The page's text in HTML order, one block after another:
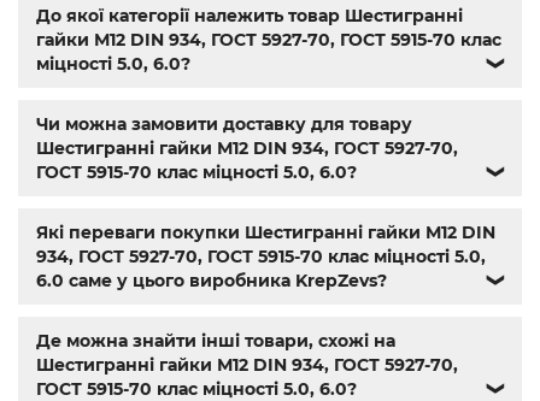
крепёжный магазин,гайки купить,метизы оптом,
крепеж харьков,крепежи магазин, магазин болтов,
гайки и болты,болты харьков
крепежные изделия,купить винты,болты киев
нержавейка,болты с гайкой,болт нержавійка,купить
болт м8,болт м8 нержавейка ,купить болт м 10
купить
До якої категорії належить товар Шестигранні
гайки М12 DIN 934, ГОСТ 5927-70, ГОСТ 5915-70 клас
міцності 5.0, 6.0?
❯
Чи можна замовити доставку для товару
Шестигранні гайки М12 DIN 934, ГОСТ 5927-70,
ГОСТ 5915-70 клас міцності 5.0, 6.0?
❯
Які переваги покупки Шестигранні гайки М12 DIN
934, ГОСТ 5927-70, ГОСТ 5915-70 клас міцності 5.0,
6.0 саме у цього виробника KrepZevs?
❯
Де можна знайти інші товари, схожі на
Шестигранні гайки М12 DIN 934, ГОСТ 5927-70,
ГОСТ 5915-70 клас міцності 5.0, 6.0?
❯